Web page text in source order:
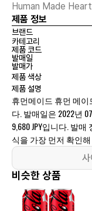
Human Made
제품 정보
브랜드
카테고리
제품 코드
발매일
발매가
제품 색상
제품 설명
휴먼메이드 휴먼 메
다. 발매일은 2022년
9,680 JPY입니다. 발
식을 가장 먼저 확인해
비슷한 상품